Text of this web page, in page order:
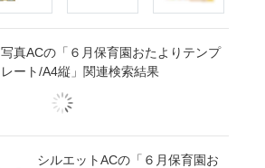
写真ACの「６月保育園おたよりテンプ
レート/A4縦」関連検索結果
シルエットACの「６月保育園お